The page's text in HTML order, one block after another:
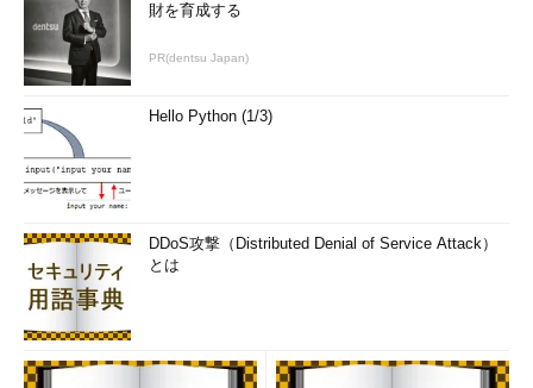
財を育成する
PR(dentsu Japan)
Hello Python (1/3)
DDoS攻撃（Distributed Denial of Service Attack）
とは